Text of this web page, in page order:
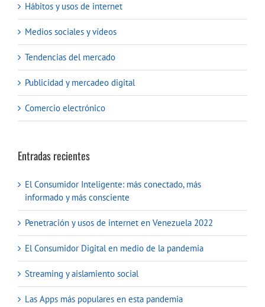
Hábitos y usos de internet
Medios sociales y vídeos
Tendencias del mercado
Publicidad y mercadeo digital
Comercio electrónico
Entradas recientes
El Consumidor Inteligente: más conectado, más
informado y más consciente
Penetración y usos de internet en Venezuela 2022
El Consumidor Digital en medio de la pandemia
Streaming y aislamiento social
Las Apps más populares en esta pandemia